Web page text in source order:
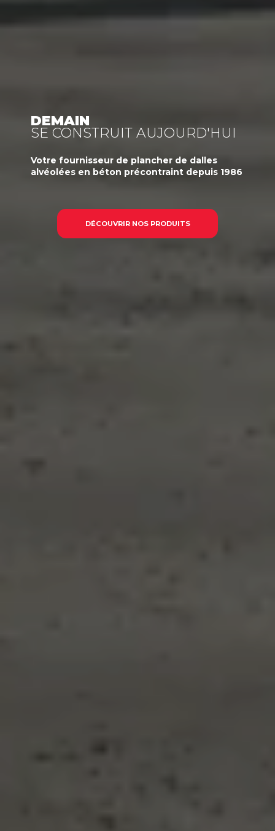
DEMAIN
SE CONSTRUIT AUJOURD'HUI
Votre fournisseur de plancher de dalles
alvéolées en béton précontraint depuis 1986
DÉCOUVRIR NOS PRODUITS